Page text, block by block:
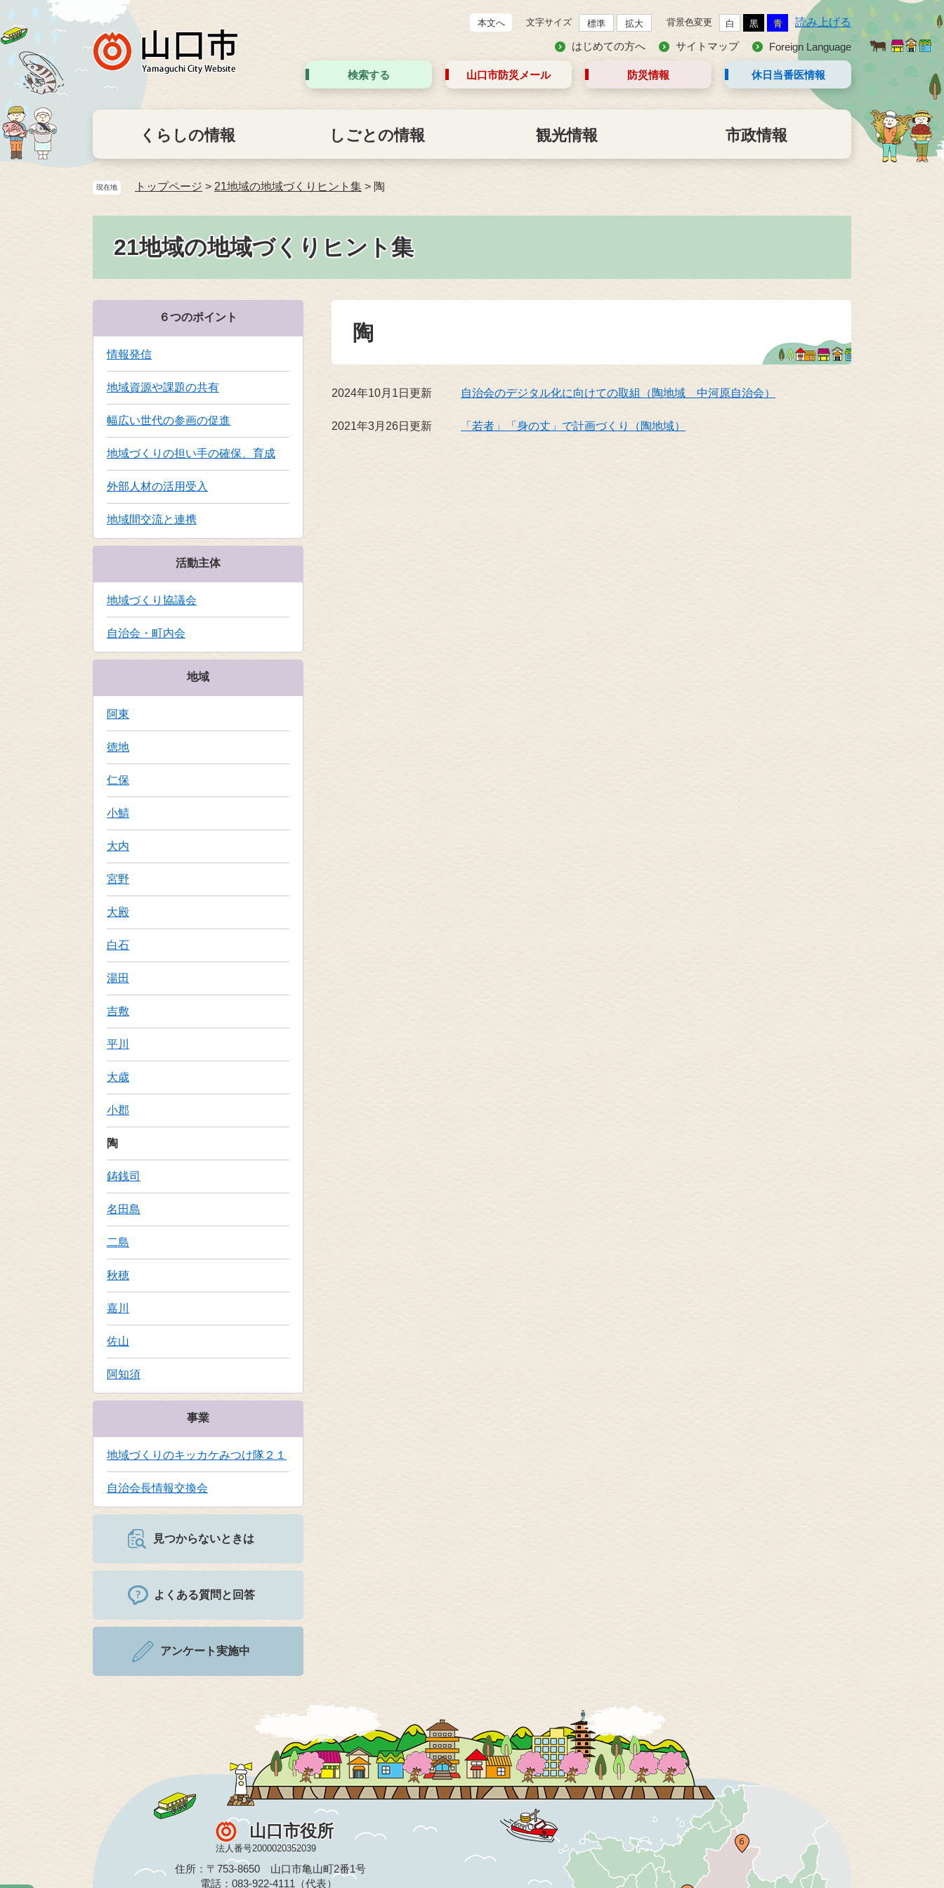
本文へ 文字サイズ 標準 拡大 背景色変更 白 黒 青 読み上げる
はじめての方へ サイトマップ Foreign Language
検索する 山口市防災 メール 防災情報 休日当番医情報
くらしの情報 しごとの情報 観光情報 市政情報
現在地 トップページ > 21地域の地域づくりヒント集 > 陶
21地域の地域づくりヒント集
陶
2024年10月1日更新 自治会のデジタル化に向けての取組（陶地域 中河原自治会）
2021年3月26日更新 「若者」「身の丈」で計画づくり（陶地域）
６つのポイント
情報発信
地域資源や課題の共有
幅広い世代の参画の促進
地域づくりの担い手の確保、育成
外部人材の活用受入
地域間交流と連携
活動主体
地域づくり協議会
自治会・町内会
地域
阿東
徳地
仁保
小鯖
大内
宮野
大殿
白石
湯田
吉敷
平川
大歳
小郡
陶
鋳銭司
名田島
二島
秋穂
嘉川
佐山
阿知須
事業
地域づくりのキッカケみつけ隊２１
自治会長情報交換会
見つからないときは
よくある質問と回答
アンケート実施中
山口市役所
法人番号2000020352039
住所：〒753-8650 山口市亀山町2番1号
電話：083-922-4111（代表）